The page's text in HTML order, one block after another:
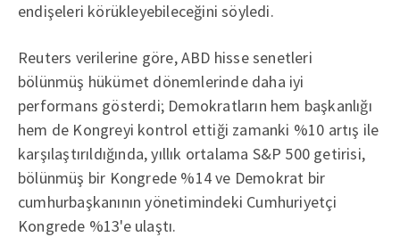
endişeleri körükleyebileceğini söyledi.
Reuters verilerine göre, ABD hisse senetleri
bölünmüş hükümet dönemlerinde daha iyi
performans gösterdi; Demokratların hem başkanlığı
hem de Kongreyi kontrol ettiği zamanki %10 artış ile
karşılaştırıldığında, yıllık ortalama S&P 500 getirisi,
bölünmüş bir Kongrede %14 ve Demokrat bir
cumhurbaşkanının yönetimindeki Cumhuriyetçi
Kongrede %13'e ulaştı.